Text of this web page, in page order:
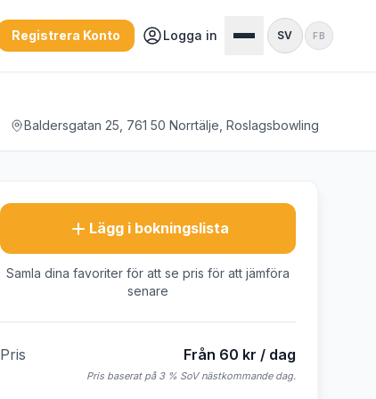
Registrera Konto Logga in SV FB
Baldersgatan 25, 761 50 Norrtälje, Roslagsbowling
Lägg i bokningslista
Samla dina favoriter för att se pris för att jämföra
senare
Pris Från 60 kr / dag
Pris baserat på 3 % SoV nästkommande dag.